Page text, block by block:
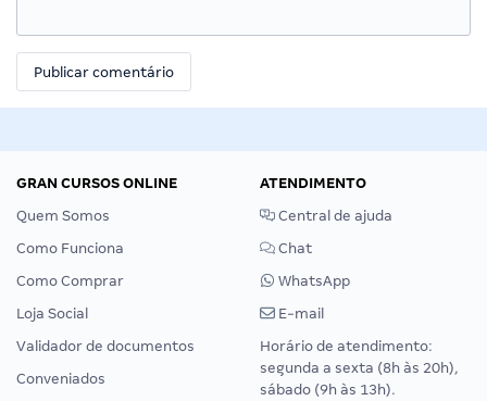
GRAN CURSOS ONLINE
Quem Somos
Como Funciona
Como Comprar
Loja Social
Validador de documentos
Conveniados
ATENDIMENTO
Central de ajuda
Chat
WhatsApp
E-mail
Horário de atendimento:
segunda a sexta (8h às 20h),
sábado (9h às 13h).